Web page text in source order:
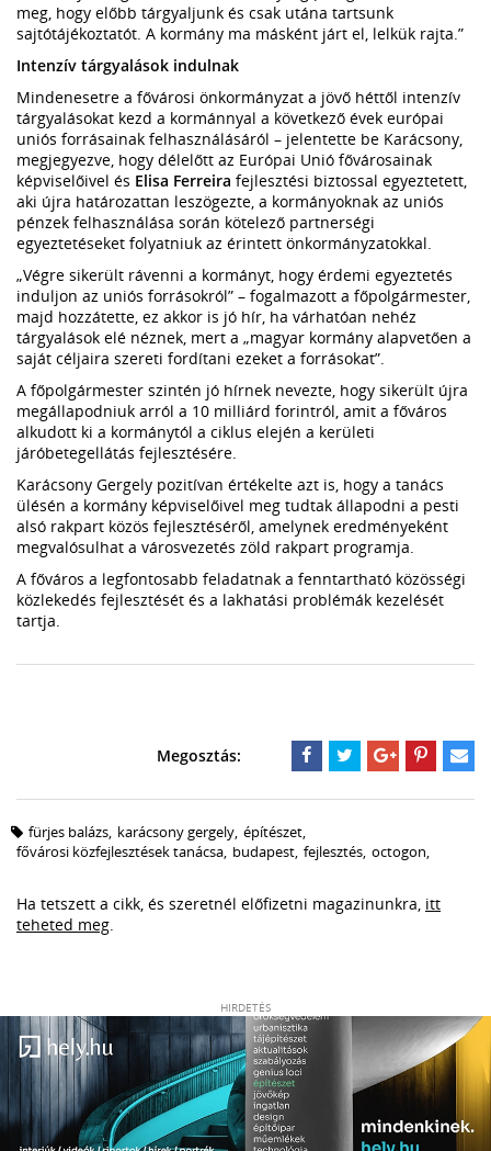
meg, hogy előbb tárgyaljunk és csak utána tartsunk
sajtótájékoztatót. A kormány ma másként járt el, lelkük rajta.”
Intenzív tárgyalások indulnak
Mindenesetre a fővárosi önkormányzat a jövő héttől intenzív
tárgyalásokat kezd a kormánnyal a következő évek európai
uniós forrásainak felhasználásáról – jelentette be Karácsony,
megjegyezve, hogy délelőtt az Európai Unió fővárosainak
képviselőivel és Elisa Ferreira fejlesztési biztossal egyeztetett,
aki újra határozattan leszögezte, a kormányoknak az uniós
pénzek felhasználása során kötelező partnerségi
egyeztetéseket folyatniuk az érintett önkormányzatokkal.
„Végre sikerült rávenni a kormányt, hogy érdemi egyeztetés
induljon az uniós forrásokról” – fogalmazott a főpolgármester,
majd hozzátette, ez akkor is jó hír, ha várhatóan nehéz
tárgyalások elé néznek, mert a „magyar kormány alapvetően a
saját céljaira szereti fordítani ezeket a forrásokat”.
A főpolgármester szintén jó hírnek nevezte, hogy sikerült újra
megállapodniuk arról a 10 milliárd forintról, amit a főváros
alkudott ki a kormánytól a ciklus elején a kerületi
járóbetegellátás fejlesztésére.
Karácsony Gergely pozitívan értékelte azt is, hogy a tanács
ülésén a kormány képviselőivel meg tudtak állapodni a pesti
alsó rakpart közös fejlesztéséről, amelynek eredményeként
megvalósulhat a városvezetés zöld rakpart programja.
A főváros a legfontosabb feladatnak a fenntartható közösségi
közlekedés fejlesztését és a lakhatási problémák kezelését
tartja.
fürjes balázs, karácsony gergely, építészet,
fővárosi közfejlesztések tanácsa, budapest, fejlesztés, octogon,
Ha tetszett a cikk, és szeretnél előfizetni magazinunkra, itt
teheted meg
HIRDETÉS